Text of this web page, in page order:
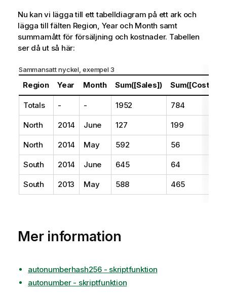
Nu kan vi lägga till ett tabelldiagram på ett ark och
lägga till fälten Region Yearoch Month samt
summamått för försäljning och kostnader. Tabellen
ser då ut så här:
Sammansatt nyckel, exempel 3
Region Year Month Sum([Sales]) Sum([Costs])
Totals - - 1952 784
North 2014 June 127 199
North 2014 May 592 56
South 2014 June 645 64
South 2013 May 588 465
Mer information
autonumberhash256 - skriptfunktion
autonumber - skriptfunktion